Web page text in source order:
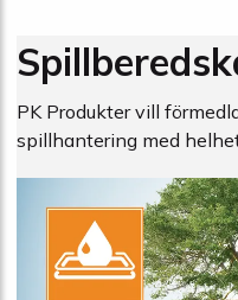
PK Produkter vill
spillhantering med